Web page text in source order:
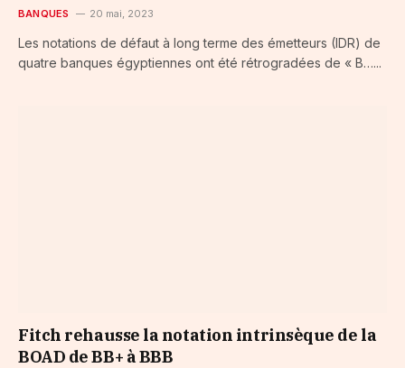
BANQUES 20 mai, 2023
Les notations de défaut à long terme des émetteurs (IDR) de
quatre banques égyptiennes ont été rétrogradées de « B…...
Fitch rehausse la notation intrinsèque de la
BOAD de BB+ à BBB